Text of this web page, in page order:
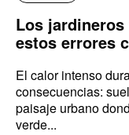
Los
estos errores
El calor intenso
consecuencias:
paisaje urbano
verde...